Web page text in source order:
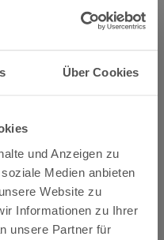
Über Cookies
und Anzeigen zu
Medien anbieten
Website zu
Informationen zu Ihrer
unsere Partner für
die Anwendung in